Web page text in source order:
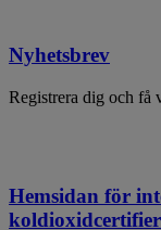
Nyhetsbrev
Registrera dig och få
Hemsidan för